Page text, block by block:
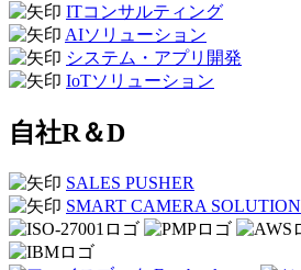
ITコンサルティング
AIソリューション
システム・アプリ開発
IoTソリューション
自社R＆D
SALES PUSHER
SMART CAMERA SOLUTION